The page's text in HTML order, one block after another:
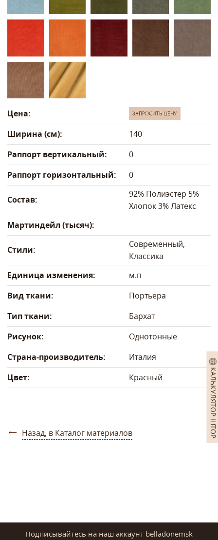
КАЛЬКУЛЯТОР ШТОР
Цена: ЗАПРОСИТЬ ЦЕНУ
Ширина (см):
140
Раппорт вертикальный:
0
Раппорт горизонтальный:
0
Состав:
92% Полиэстер 5%
Хлопок 3% Латекс
Мартиндейл (тысяч):
Стили:
Современный,
Классика
Единица изменения:
м.п
Вид ткани:
Портьера
Тип ткани:
Бархат
Рисунок:
Однотонные
Страна-производитель:
Италия
Цвет:
Красный
Назад, в Каталог материалов
Подписывайтесь на наш аккаунт belladonemsk